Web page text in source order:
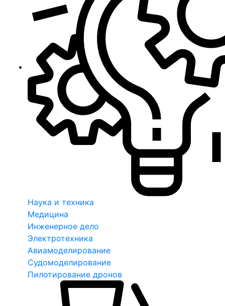
Наука и техника
Медицина
Инженерное дело
Электротехника
Авиамоделирование
Судомоделирование
Пилотирование дронов